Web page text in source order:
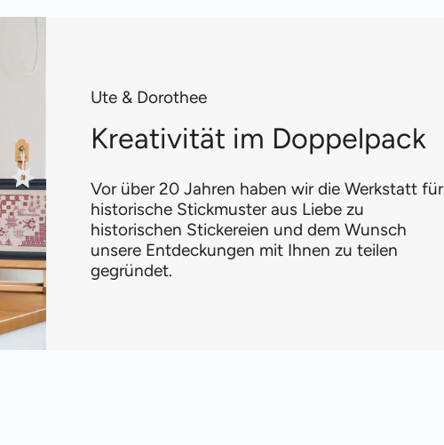
Ute & Dorothee
Kreativität im Doppelpack
Vor über 20 Jahren haben wir die Werkstatt für
historische Stickmuster aus Liebe zu
historischen Stickereien und dem Wunsch
unsere Entdeckungen mit Ihnen zu teilen
gegründet.